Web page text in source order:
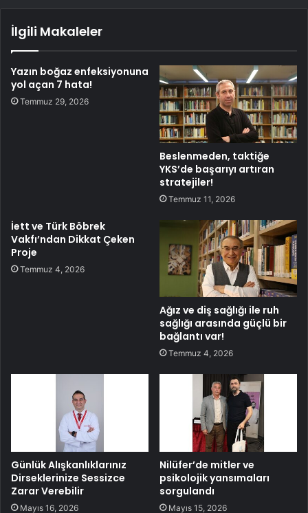
İlgili Makaleler
Yazın boğaz enfeksiyonuna
yol açan 7 hata!
Temmuz 29, 2026
Beslenmeden, taktiğe
YKS’de başarıyı artıran
stratejiler!
Temmuz 11, 2026
İett ve Türk Böbrek
Vakfı’ndan Dikkat Çeken
Proje
Temmuz 4, 2026
Ağız ve diş sağlığı ile ruh
sağlığı arasında güçlü bir
bağlantı var!
Temmuz 4, 2026
Günlük Alışkanlıklarınız
Dirseklerinize Sessizce
Zarar Verebilir
Mayıs 16, 2026
Nilüfer’de mitler ve
psikolojik yansımaları
sorgulandı
Mayıs 15, 2026